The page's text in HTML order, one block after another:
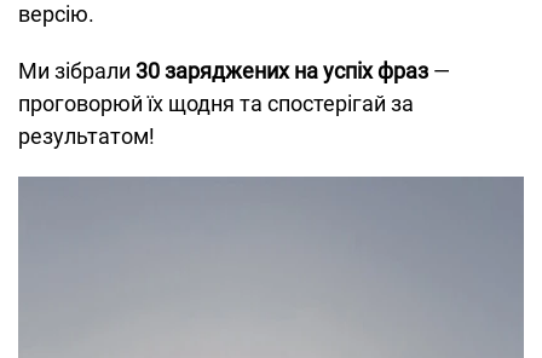
версію.
Ми зібрали 30 заряджених на успіх фраз —
проговорюй їх щодня та спостерігай за
результатом!